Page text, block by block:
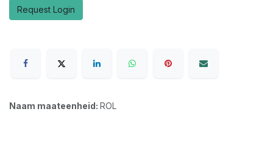
Request Login
Naam maateenheid: ROL